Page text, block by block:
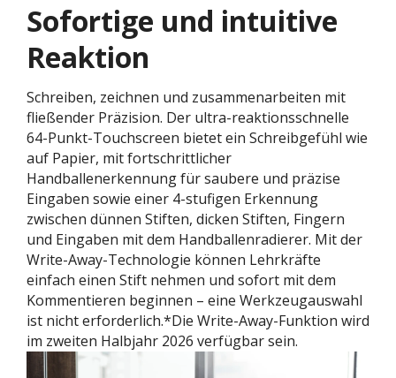
Sofortige und intuitive
Reaktion
Schreiben, zeichnen und zusammenarbeiten mit
fließender Präzision. Der ultra-reaktionsschnelle
64-Punkt-Touchscreen bietet ein Schreibgefühl wie
auf Papier, mit fortschrittlicher
Handballenerkennung für saubere und präzise
Eingaben sowie einer 4-stufigen Erkennung
zwischen dünnen Stiften, dicken Stiften, Fingern
und Eingaben mit dem Handballenradierer. Mit der
Write-Away-Technologie können Lehrkräfte
einfach einen Stift nehmen und sofort mit dem
Kommentieren beginnen – eine Werkzeugauswahl
ist nicht erforderlich.*Die Write-Away-Funktion wird
im zweiten Halbjahr 2026 verfügbar sein.